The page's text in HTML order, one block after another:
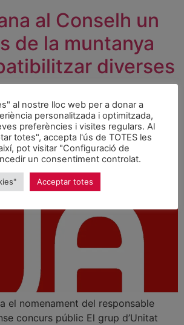
al Conselh un
de la muntanya
diverses
el nomenament del responsable
concurs públic El grup d’Unitat
al nostre lloc web per a donar a
personalitzada i optimitzada,
preferències i visites regulars. Al
totes", accepta l'ús de TOTES les
pot visitar "Configuració de
un consentiment controlat.
Acceptar totes